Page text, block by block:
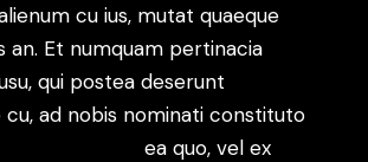
cu ius, mutat quaeque
an. Et numquam pertinacia
qui postea deserunt
cu, ad nobis nominati constituto
ea quo, vel ex